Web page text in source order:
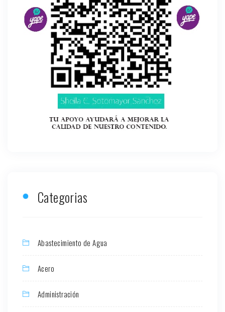
Categorias
Abastecimiento de Agua
Acero
Administración